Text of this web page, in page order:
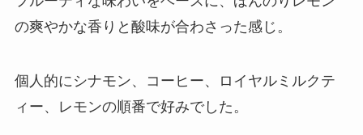
の爽やかな香りと酸味が合わさった感じ。
個人的にシナモン、コーヒー、ロイヤルミルクテ
ィー、レモンの順番で好みでした。